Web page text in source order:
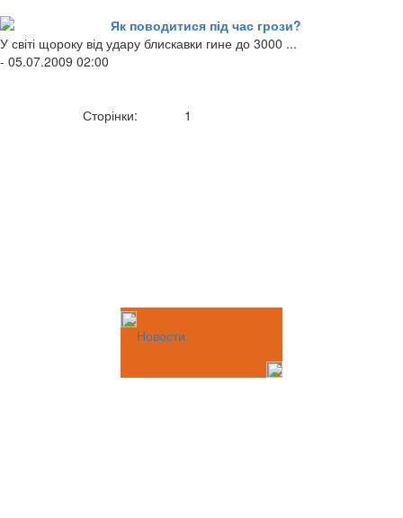
Як поводитися під час грози?
У світі щороку від удару блискавки гине до 3000 ...
- 05.07.2009 02:00
Сторінки: 1
Новости